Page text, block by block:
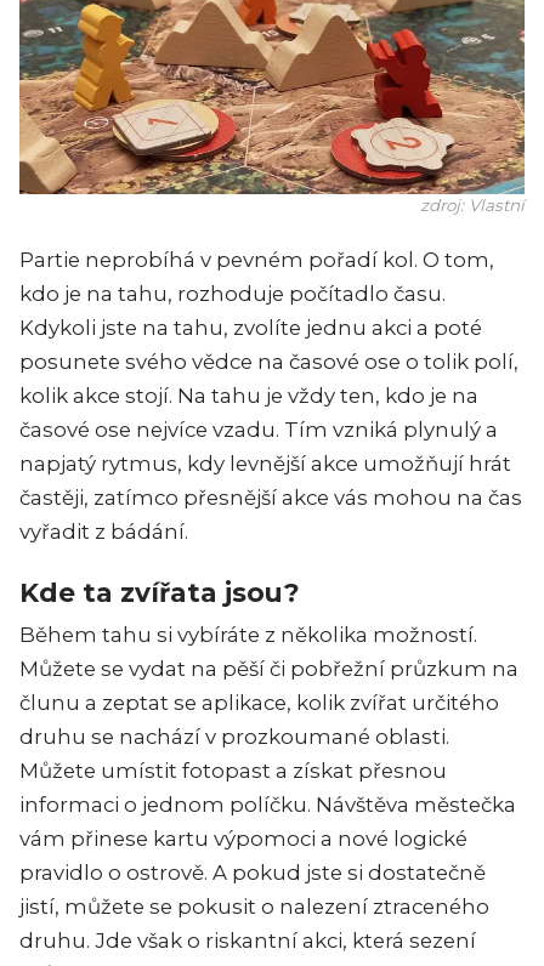
zdroj: Vlastní
Partie neprobíhá v pevném pořadí kol. O tom,
kdo je na tahu, rozhoduje počítadlo času.
Kdykoli jste na tahu, zvolíte jednu akci a poté
posunete svého vědce na časové ose o tolik polí,
kolik akce stojí. Na tahu je vždy ten, kdo je na
časové ose nejvíce vzadu. Tím vzniká plynulý a
napjatý rytmus, kdy levnější akce umožňují hrát
častěji, zatímco přesnější akce vás mohou na čas
vyřadit z bádání.
Kde ta zvířata jsou?
Během tahu si vybíráte z několika možností.
Můžete se vydat na pěší či pobřežní průzkum na
člunu a zeptat se aplikace, kolik zvířat určitého
druhu se nachází v prozkoumané oblasti.
Můžete umístit fotopast a získat přesnou
informaci o jednom políčku. Návštěva městečka
vám přinese kartu výpomoci a nové logické
pravidlo o ostrově. A pokud jste si dostatečně
jistí, můžete se pokusit o nalezení ztraceného
druhu. Jde však o riskantní akci, která sezení